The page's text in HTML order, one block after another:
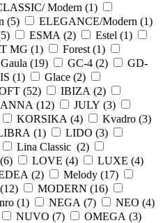
Modern (1)
(5) ELEGANCE/Modern (1)
5) ESMA (2) Estel (1)
MG (1) Forest (1)
Gaula (19) GC-4 (2)
GD-
(1) Glace (2)
(52) IBIZA (2)
(12) JULY (3)
KORSIKA (4) Kvadro (3)
(1) LIDO (3)
Lina Classic (2)
6) LOVE (4) LUXE (4)
(2) Melody (17)
12) MODERN (16)
(1) NEGA (7) NEO (4)
NUVO (7) OMEGA (3)